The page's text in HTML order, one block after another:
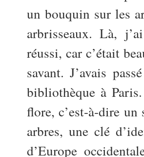
un bouquin sur les
arbrisseaux. Là,
réussi, car c’était
savant. J’avais
bibliothèque à
flore, c’est-à-dire
arbres, une clé
d’Europe